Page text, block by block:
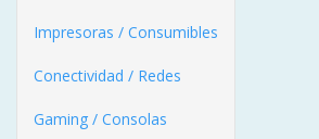
Impresoras / Consumibles
Conectividad / Redes
Gaming / Consolas